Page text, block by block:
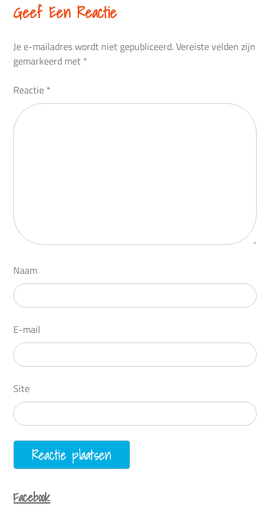
Geef Een Reactie
Je e-mailadres wordt niet gepubliceerd.Vereiste velden zijn
gemarkeerd met *
Reactie *
Naam
E-mail
Site
Facebook